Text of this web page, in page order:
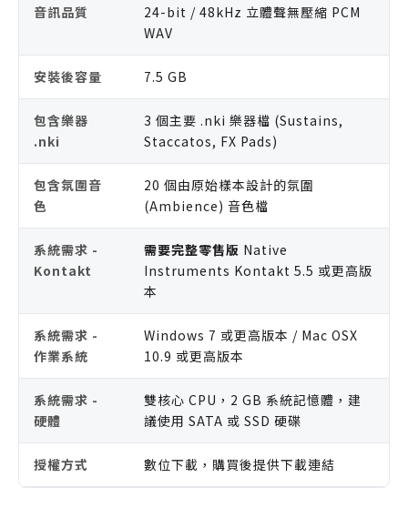
音訊品質
24-bit / 48kHz 立體聲無壓縮 PCM
WAV
安裝後容量 7.5 GB
包含樂器
.nki
3 個主要 .nki 樂器檔 (Sustains,
Staccatos, FX Pads)
包含氛圍音
色
20 個由原始樣本設計的氛圍
(Ambience) 音色檔
系統需求 -
Kontakt
需要完整零售版 Native
Instruments Kontakt 5.5 或更高版
本
系統需求 -
作業系統
Windows 7 或更高版本 / Mac OSX
10.9 或更高版本
系統需求 -
硬體
雙核心 CPU，2 GB 系統記憶體，建
議使用 SATA 或 SSD 硬碟
授權方式 數位下載，購買後提供下載連結